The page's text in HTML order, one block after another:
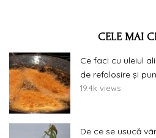
CELE MAI
Ce faci cu uleiul
de refolosire și
19.4k views
De ce se usucă